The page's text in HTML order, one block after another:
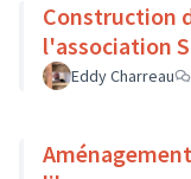
Construction
l'association
Eddy Charreau